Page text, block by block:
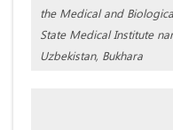
the Medical and
State Medical Institute
Uzbekistan, Bukhara